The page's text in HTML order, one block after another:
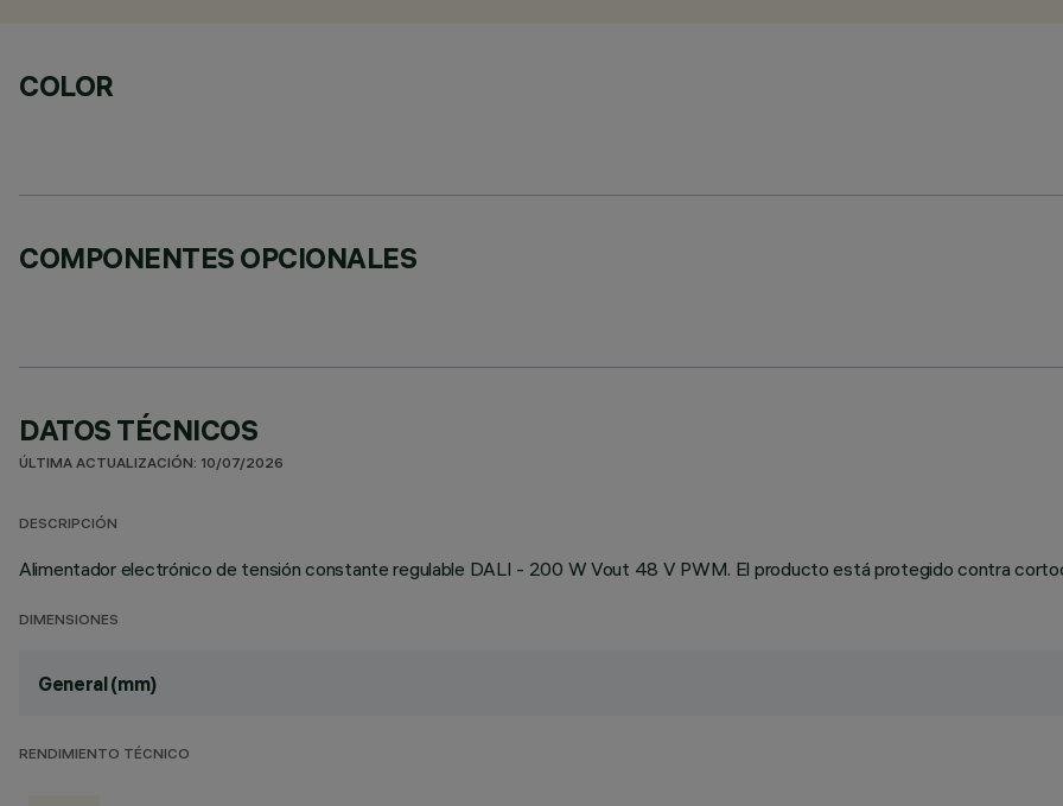
COLOR
COMPONENTES OPCIONALES
DATOS TÉCNICOS
ÚLTIMA ACTUALIZACIÓN: 10/07/2026
DESCRIPCIÓN
Alimentador electrónico de tensión constante regulable DALI - 200 W Vout 48 V PWM. El producto está protegido contra
DIMENSIONES
General (mm)
RENDIMIENTO TÉCNICO